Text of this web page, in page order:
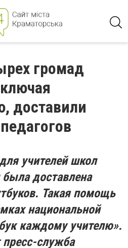
громад
доставили
учителей школ
доставлена
Такая помощь
национальной
каждому учителю».
служба